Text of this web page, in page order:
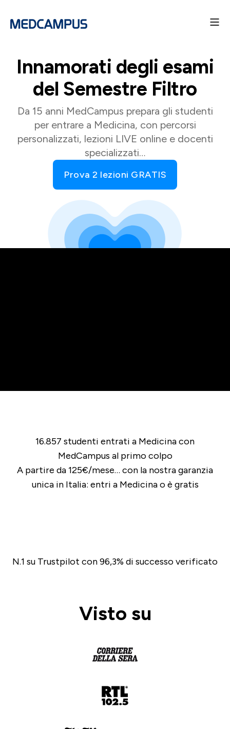
Innamorati degli esami
del Semestre Filtro
Da 15 anni MedCampus prepara gli studenti
per entrare a Medicina, con percorsi
personalizzati, lezioni LIVE online e docenti
specializzati…
Prova 2 lezioni GRATIS
16.857 studenti entrati a Medicina con
MedCampus al primo colpo
A partire da 125€/mese… con la nostra garanzia
unica in Italia: entri a Medicina o è gratis
N.1 su Trustpilot con 96,3% di successo verificato
Visto su